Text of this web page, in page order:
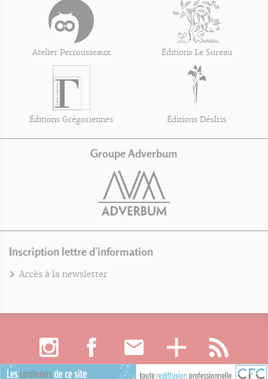
Atelier Perrousseaux Éditions Le Sureau
Éditions Grégoriennes Éditions DésIris
Groupe Adverbum
Inscription lettre d'information
Accès à la newsletter